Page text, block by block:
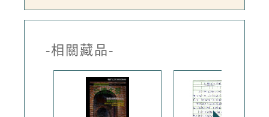
-相關藏品-